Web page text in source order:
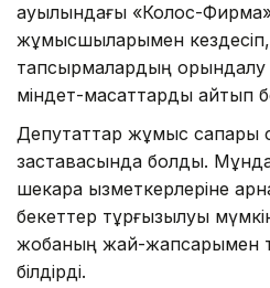
ауылындағы «Колос-
жұмысшыларымен кездесіп,
тапсырмалардың
міндет-мақсаттарды айтып
Депутаттар жұмыс сапары
заставасында болды.
шекара қызметкерлеріне
бекеттер тұрғызылуы
жобаның жай-жапсарымен
білдірді.